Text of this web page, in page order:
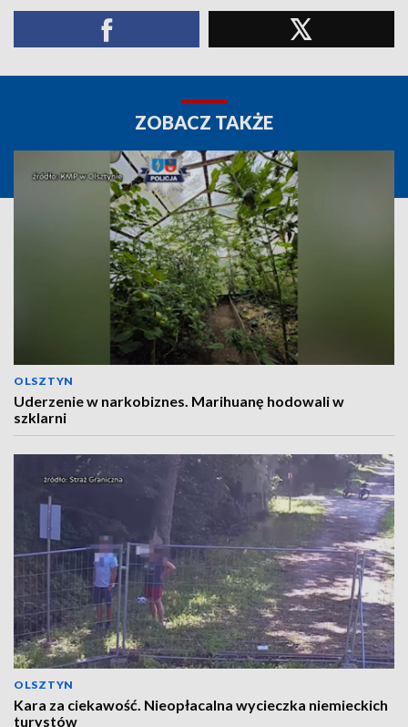
ZOBACZ TAKŻE
OLSZTYN
Uderzenie w narkobiznes. Marihuanę hodowali w
szklarni
OLSZTYN
Kara za ciekawość. Nieopłacalna wycieczka niemieckich
turystów